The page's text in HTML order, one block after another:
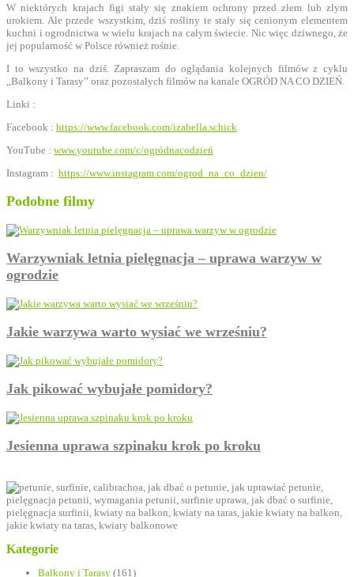
W niektórych krajach figi stały się znakiem ochrony przed złem lub złym
urokiem. Ale przede wszystkim, dziś rośliny te stały się cenionym elementem
kuchni i ogrodnictwa w wielu krajach na całym świecie. Nic więc dziwnego, że
jej popularność w Polsce również rośnie.
I to wszystko na dziś. Zapraszam do oglądania kolejnych filmów z cyklu
„Balkony i Tarasy” oraz pozostałych filmów na kanale OGRÓD NA CO DZIEŃ.
Linki :
Facebook : https://www.facebook.com/izabella.schick
YouTube : www.youtube.com/c/ogródnacodzień
Instagram : https://www.instagram.com/ogrod_na_co_dzien/
Podobne filmy
Warzywniak letnia pielęgnacja – uprawa warzyw w
ogrodzie
Jakie warzywa warto wysiać we wrześniu?
Jak pikować wybujałe pomidory?
Jesienna uprawa szpinaku krok po kroku
Kategorie
Balkony i Tarasy (161)